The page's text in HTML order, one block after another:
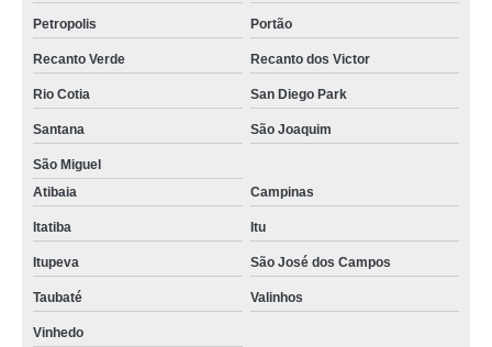
Petropolis Portão
Recanto Verde Recanto dos Victor
Rio Cotia San Diego Park
Santana São Joaquim
São Miguel
Atibaia
Campinas
Itatiba Itu
Itupeva São José dos Campos
Taubaté Valinhos
Vinhedo